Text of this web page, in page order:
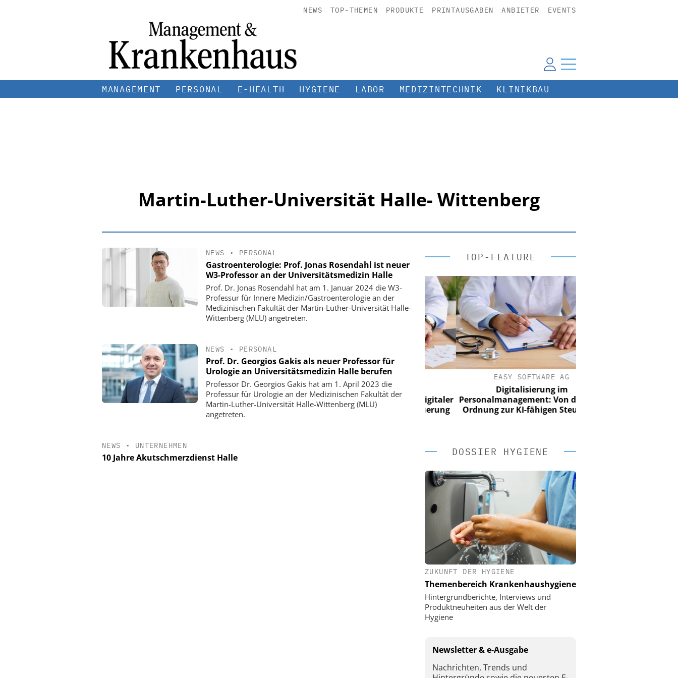
NEWS TOP-THEMEN PRODUKTE PRINTAUSGABEN ANBIETER EVENTS
MANAGEMENT PERSONAL E-HEALTH HYGIENE LABOR MEDIZINTECHNIK KLINIKBAU
Martin-Luther-Universität Halle- Wittenberg
NEWS • PERSONAL
Gastroenterologie: Prof. Jonas Rosendahl ist neuer
W3-Professor an der Universitätsmedizin Halle
Prof. Dr. Jonas Rosendahl hat am 1. Januar 2024 die W3-
Professur für Innere Medizin/Gastroenterologie an der
Medizinischen Fakultät der Martin-Luther-Universität Halle-
Wittenberg (MLU) angetreten.
NEWS • PERSONAL
Prof. Dr. Georgios Gakis als neuer Professor für
Urologie an Universitätsmedizin Halle berufen
Professor Dr. Georgios Gakis hat am 1. April 2023 die
Professur für Urologie an der Medizinischen Fakultät der
Martin-Luther-Universität Halle-Wittenberg (MLU)
angetreten.
NEWS • UNTERNEHMEN
10 Jahre Akutschmerzdienst Halle
TOP-FEATURE
EASY SOFTWARE AG
Digitalisierung im
Personalmanagement: Von digitaler
Ordnung zur KI-fähigen Steuerung
EASY SOFTWARE AG
Digitalisierung im
Personalmanagement: Von digitaler
Ordnung zur KI-fähigen Steuerung
EASY SOFTWARE AG
Digitalisierung im
Personalmanagement: Von digitaler
Ordnung zur KI-fähigen Steuerung
DOSSIER HYGIENE
ZUKUNFT DER HYGIENE
Themenbereich Krankenhaushygiene
Hintergrundberichte, Interviews und
Produktneuheiten aus der Welt der
Hygiene
Newsletter & e-Ausgabe
Nachrichten, Trends und